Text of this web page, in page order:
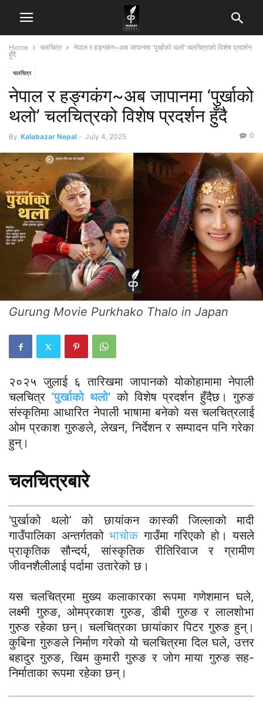
Home चलचित्र
नेपाल र हङ्गकंग~अब जापानमा ‘पुर्खाको थलो’ चलचित्रको विशेष प्रदर्शन
हुँदै
चलचित्र
नेपाल र हङ्गकंग~अब जापानमा ‘पुर्खाको
थलो’ चलचित्रको विशेष प्रदर्शन हुँदै
By Kalabazar Nepal - July 4, 2025 0
Gurung Movie Purkhako Thalo in Japan
२०२५ जुलाई ६ तारिखमा जापानको योकोहामामा नेपाली
चलचित्र ‘पुर्खाको थलो’ को विशेष प्रदर्शन हुँदैछ। गुरुङ
संस्कृतिमा आधारित नेपाली भाषामा बनेको यस चलचित्रलाई
ओम प्रकाश गुरुङले, लेखन, निर्देशन र सम्पादन पनि गरेका
हुन्।
चलचित्रबारे
‘पुर्खाको थलो’ को छायांकन कास्की जिल्लाको मादी
गाउँपालिका अन्तर्गतको भाचोकगाउँमा गरिएको हो। यसले
प्राकृतिक सौन्दर्य, सांस्कृतिक रीतिरिवाज र ग्रामीण
जीवनशैलीलाई पर्दामा उतारेको छ।
यस चलचित्रमा मुख्य कलाकारका रूपमा गणेशमान घले,
लक्ष्मी गुरुङ, ओमप्रकाश गुरुङ, डीबी गुरुङ र लालशोभा
गुरुङ रहेका छन्। चलचित्रका छायांकार पिटर गुरुङ हुन्।
कुबिना गुरुङले निर्माण गरेको यो चलचित्रमा दिल घले, उत्तर
बहादुर गुरुङ, खिम कुमारी गुरुङ र जोग माया गुरुङ सह-
निर्माताका रूपमा रहेका छन्।